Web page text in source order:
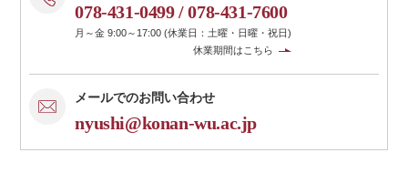
078-431-0499/078-431-7600
月～金 9:00～17:00 (休業日：土曜・日曜・祝日)
休業期間はこちら
メールでのお問い合わせ
nyushi@konan-wu.ac.jp